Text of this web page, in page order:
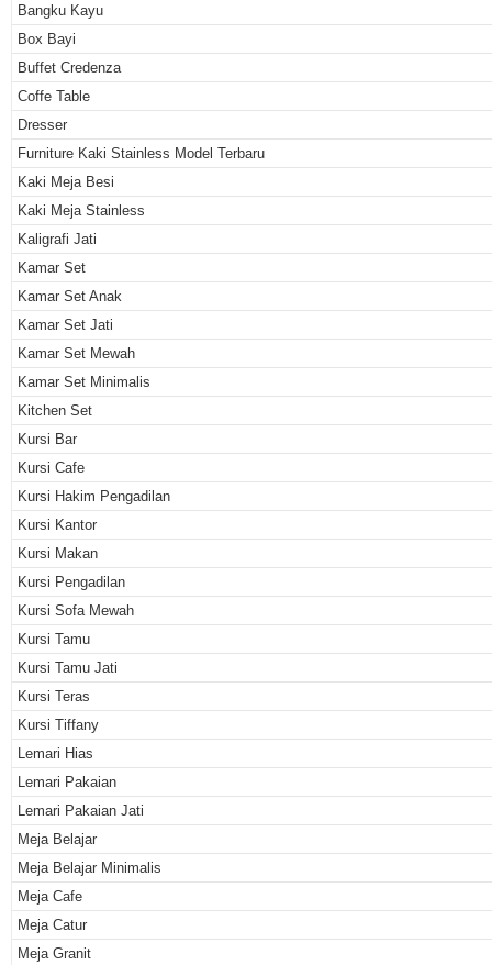
Bangku Kayu
Box Bayi
Buffet Credenza
Coffe Table
Dresser
Furniture Kaki Stainless Model Terbaru
Kaki Meja Besi
Kaki Meja Stainless
Kaligrafi Jati
Kamar Set
Kamar Set Anak
Kamar Set Jati
Kamar Set Mewah
Kamar Set Minimalis
Kitchen Set
Kursi Bar
Kursi Cafe
Kursi Hakim Pengadilan
Kursi Kantor
Kursi Makan
Kursi Pengadilan
Kursi Sofa Mewah
Kursi Tamu
Kursi Tamu Jati
Kursi Teras
Kursi Tiffany
Lemari Hias
Lemari Pakaian
Lemari Pakaian Jati
Meja Belajar
Meja Belajar Minimalis
Meja Cafe
Meja Catur
Meja Granit